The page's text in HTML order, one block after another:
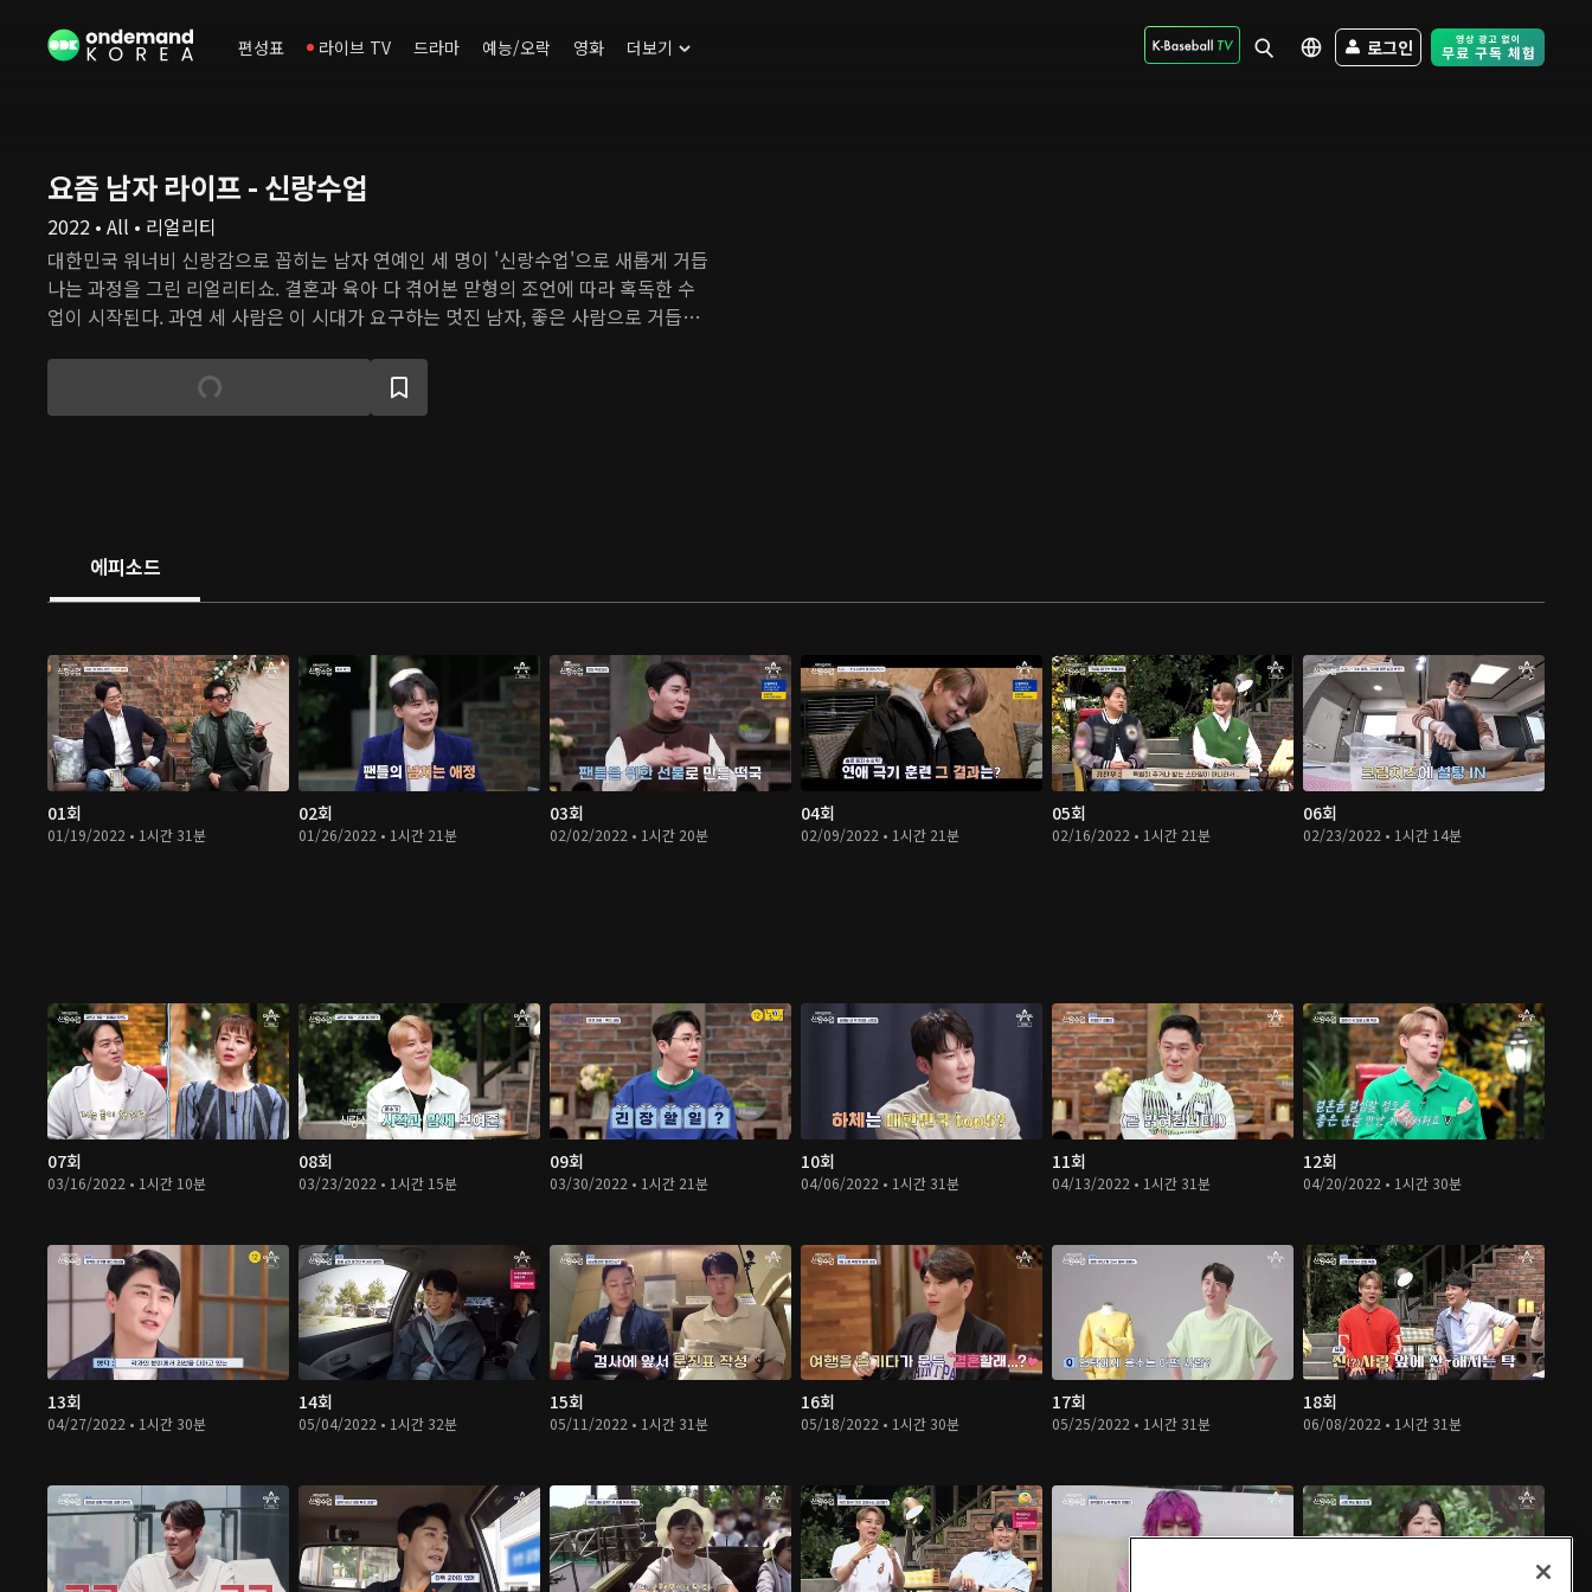
편성표 라이브 TV 드라마 예능/오락 영화 더보기 로그인 Free Trial -
요즘 남자 라이프 - 신랑수업
2022 • All • 리얼리티
대한민국 워너비 신랑감으로 꼽히는 남자 연예인 세 명이 '신랑수업'으로 새롭게 거듭
나는 과정을 그린 리얼리티쇼. 결혼과 육아 다 겪어본 맏형의 조언에 따라 혹독한 수
업이 시작된다. 과연 세 사람은 이 시대가 요구하는 멋진 남자, 좋은 사람으로 거듭날
에피소드
01회
01/19/2022 • 1시간 31분
02회
01/26/2022 • 1시간 21분
03회
02/02/2022 • 1시간 20분
04회
02/09/2022 • 1시간 21분
05회
02/16/2022 • 1시간 21분
06회
02/23/2022 • 1시간 14분
07회
03/16/2022 • 1시간 10분
08회
03/23/2022 • 1시간 15분
09회
03/30/2022 • 1시간 21분
10회
04/06/2022 • 1시간 31분
11회
04/13/2022 • 1시간 31분
12회
04/20/2022 • 1시간 30분
13회
04/27/2022 • 1시간 30분
14회
05/04/2022 • 1시간 32분
15회
05/11/2022 • 1시간 31분
16회
05/18/2022 • 1시간 30분
17회
05/25/2022 • 1시간 31분
18회
06/08/2022 • 1시간 31분